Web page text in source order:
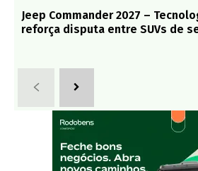
Jeep Commander 2027 –
reforça disputa entre SUVs de